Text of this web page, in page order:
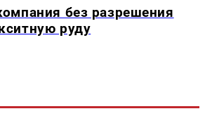
без разрешения
руду